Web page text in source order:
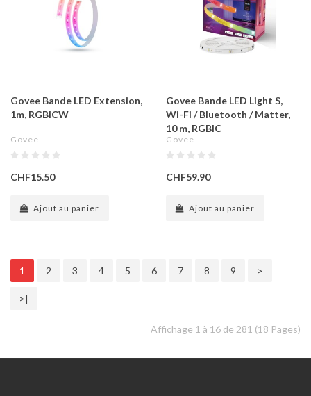
Govee Bande LED Extension,
1m, RGBICW
Govee
CHF15.50
Ajout au panier
Govee Bande LED Light S,
Wi-Fi / Bluetooth / Matter,
10 m, RGBIC
Govee
CHF59.90
Ajout au panier
1 2 3 4 5 6 7 8 9 >
>|
Affichage 1 à 16 de 281 (18 Pages)